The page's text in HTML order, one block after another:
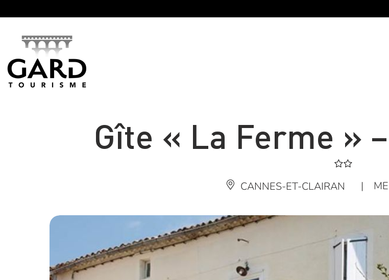
Gîte « La Ferme »
CANNES-ET-CLAIRAN |